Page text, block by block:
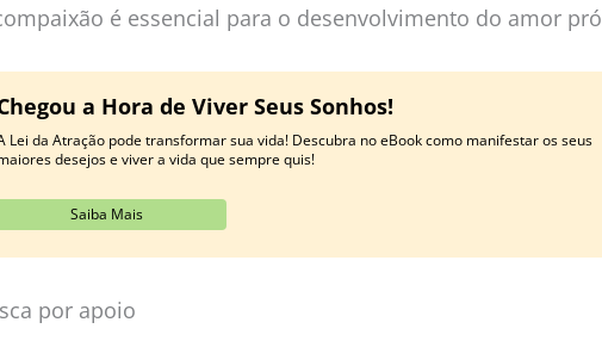
é essencial para o desenvolvimento do amor
a Hora de Viver Seus Sonhos!
Lei da Atração pode transformar sua vida! Descubra no eBook como manifestar os seus
desejos e viver a vida que sempre quis!
Saiba Mais
por apoio